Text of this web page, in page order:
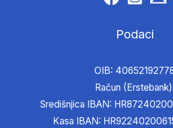
Podaci
OIB:
Račun
Središnjica IBAN:
Kasa IBAN: